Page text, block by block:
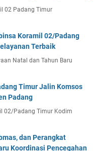
02 Padang Timur
Koramil 02/Padang
Terbaik
Natal dan Tahun Baru
Timur Jalin Komsos
Padang
02/Padang Timur Kodim
dan Perangkat
Koordinasi Pencegahan